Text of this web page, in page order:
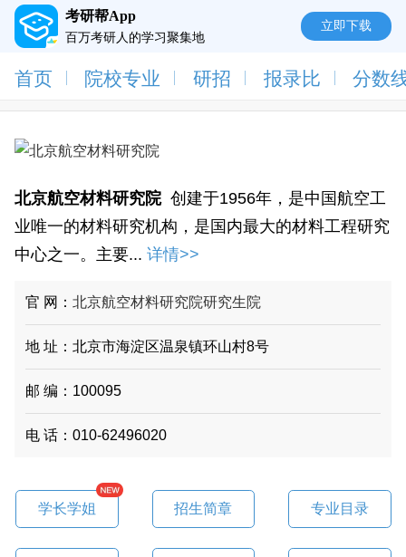
考研帮App
百万考研人的学习聚集地
立即下载
首页 院校专业 研招 报录比 分数
北京航空材料研究院 创建于1956年，是中国航空工
业唯一的材料研究机构，是国内最大的材料工程研究
中心之一。主要... 详情>>
官 网：北京航空材料研究院研究生院
地 址：北京市海淀区温泉镇环山村8号
邮 编：100095
电 话：010-62496020
学长学姐 招生简章 专业目录